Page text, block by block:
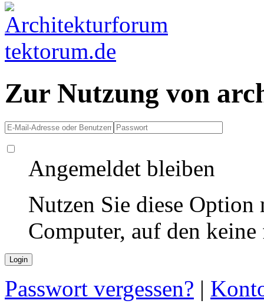
Zur Nutzung von
Angemeldet bleiben
Nutzen Sie diese
Computer, auf den
Passwort vergessen? |